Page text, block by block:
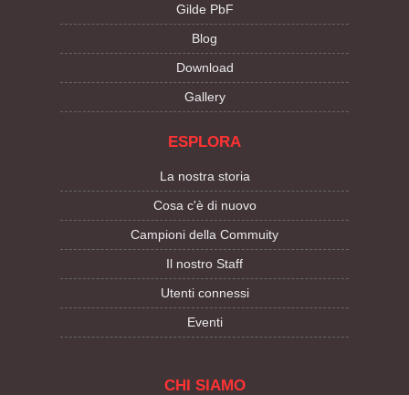
Gilde PbF
Blog
Download
Gallery
ESPLORA
La nostra storia
Cosa c'è di nuovo
Campioni della Commuity
Il nostro Staff
Utenti connessi
Eventi
CHI SIAMO